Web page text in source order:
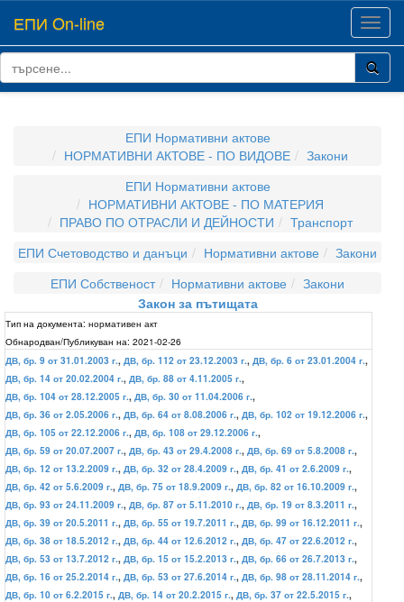
ЕПИ On-line
ЕПИ Нормативни актове
НОРМАТИВНИ АКТОВЕ - ПО ВИДОВЕ
Закони
ЕПИ Нормативни актове
НОРМАТИВНИ АКТОВЕ - ПО МАТЕРИЯ
ПРАВО ПО ОТРАСЛИ И ДЕЙНОСТИ
Транспорт
ЕПИ Счетоводство и данъци
Нормативни актове
Закони
ЕПИ Собственост
Нормативни актове
Закони
Закон за пътищата
Тип на документа: нормативен акт
Обнародван/Публикуван на: 2021-02-26
ДВ, бр. 9 от 31.01.2003 г., ДВ, бр. 112 от 23.12.2003 г., ДВ, бр. 6 от 23.01.2004 г.,
ДВ, бр. 14 от 20.02.2004 г., ДВ, бр. 88 от 4.11.2005 г.,
ДВ, бр. 104 от 28.12.2005 г., ДВ, бр. 30 от 11.04.2006 г.,
ДВ, бр. 36 от 2.05.2006 г., ДВ, бр. 64 от 8.08.2006 г., ДВ, бр. 102 от 19.12.2006 г.,
ДВ, бр. 105 от 22.12.2006 г., ДВ, бр. 108 от 29.12.2006 г.,
ДВ, бр. 59 от 20.07.2007 г., ДВ, бр. 43 от 29.4.2008 г., ДВ, бр. 69 от 5.8.2008 г.,
ДВ, бр. 12 от 13.2.2009 г., ДВ, бр. 32 от 28.4.2009 г., ДВ, бр. 41 от 2.6.2009 г.,
ДВ, бр. 42 от 5.6.2009 г., ДВ, бр. 75 от 18.9.2009 г., ДВ, бр. 82 от 16.10.2009 г.,
ДВ, бр. 93 от 24.11.2009 г., ДВ, бр. 87 от 5.11.2010 г., ДВ, бр. 19 от 8.3.2011 г.,
ДВ, бр. 39 от 20.5.2011 г., ДВ, бр. 55 от 19.7.2011 г., ДВ, бр. 99 от 16.12.2011 г.,
ДВ, бр. 38 от 18.5.2012 г., ДВ, бр. 44 от 12.6.2012 г., ДВ, бр. 47 от 22.6.2012 г.,
ДВ, бр. 53 от 13.7.2012 г., ДВ, бр. 15 от 15.2.2013 г., ДВ, бр. 66 от 26.7.2013 г.,
ДВ, бр. 16 от 25.2.2014 г., ДВ, бр. 53 от 27.6.2014 г., ДВ, бр. 98 от 28.11.2014 г.,
ДВ, бр. 10 от 6.2.2015 г., ДВ, бр. 14 от 20.2.2015 г., ДВ, бр. 37 от 22.5.2015 г.,